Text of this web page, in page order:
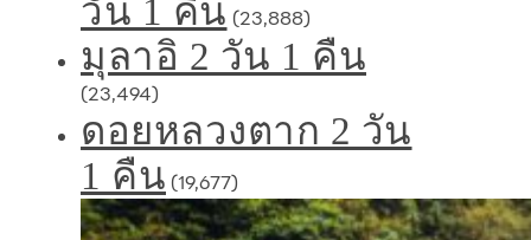
วัน 1 คืน (23,888)
มุลาอิ 2 วัน 1 คืน
(23,494)
ดอยหลวงตาก 2 วัน
1 คืน (19,677)